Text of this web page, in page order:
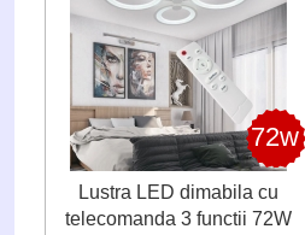
72w
Lustra LED dimabila cu
telecomanda 3 functii 72W